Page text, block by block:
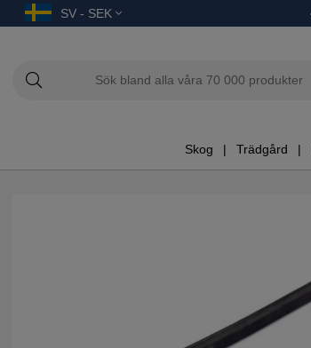
SV - SEK
Skog Trädgård